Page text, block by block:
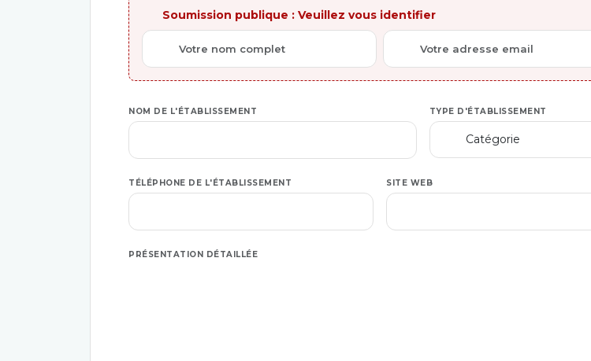
Soumission publique : Veuillez vous identifier
NOM DE L'ÉTABLISSEMENT TYPE D'ÉTABLISSEMENT
TÉLÉPHONE DE L'ÉTABLISSEMENT SITE WEB
PRÉSENTATION DÉTAILLÉE